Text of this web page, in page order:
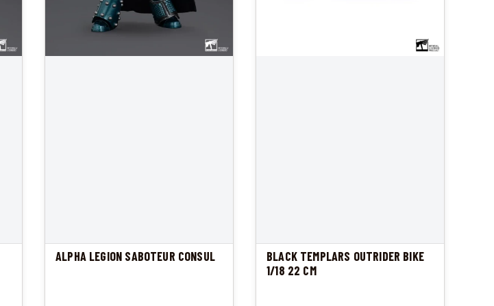
ALPHA LEGION SABOTEUR CONSUL
BLACK TEMPLARS OUTRIDER BIKE
1/18 22 CM